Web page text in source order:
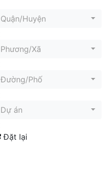
Quận/Huyện
Phương/Xã
Đường/Phố
Dự án
Đặt lại